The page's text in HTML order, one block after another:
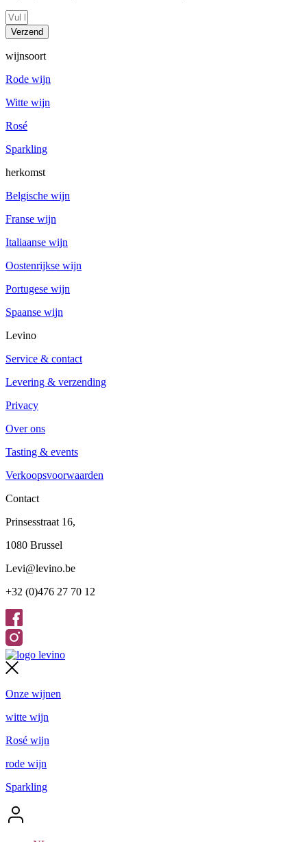
Verzend
wijnsoort
Rode wijn
Witte wijn
Rosé
Sparkling
herkomst
Belgische wijn
Franse wijn
Italiaanse wijn
Oostenrijkse wijn
Portugese wijn
Spaanse wijn
Levino
Service & contact
Levering & verzending
Privacy
Over ons
Tasting & events
Verkoopsvoorwaarden
Contact
Prinsesstraat 16,
1080 Brussel
Levi@levino.be
+32 (0)476 27 70 12
Onze wijnen
witte wijn
Rosé wijn
rode wijn
Sparkling